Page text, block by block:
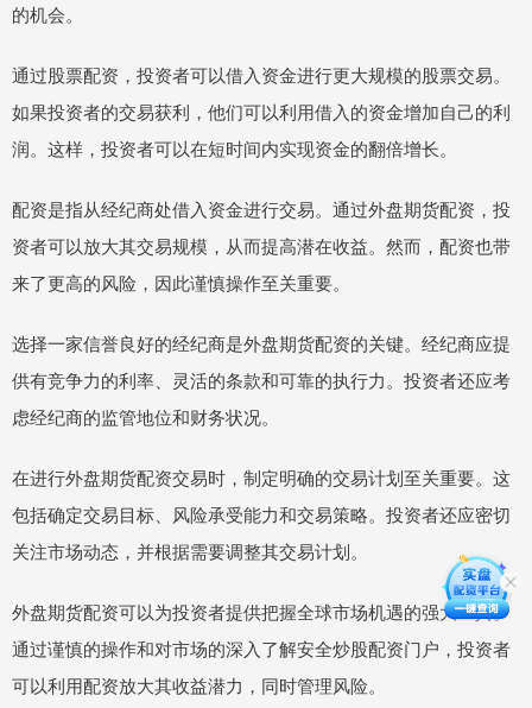
的机会。
通过股票配资，投资者可以借入资金进行更大规模的股票交易。
如果投资者的交易获利，他们可以利用借入的资金增加自己的利
润。这样，投资者可以在短时间内实现资金的翻倍增长。
配资是指从经纪商处借入资金进行交易。通过外盘期货配资，投
资者可以放大其交易规模，从而提高潜在收益。然而，配资也带
来了更高的风险，因此谨慎操作至关重要。
选择一家信誉良好的经纪商是外盘期货配资的关键。经纪商应提
供有竞争力的利率、灵活的条款和可靠的执行力。投资者还应考
虑经纪商的监管地位和财务状况。
在进行外盘期货配资交易时，制定明确的交易计划至关重要。这
包括确定交易目标、风险承受能力和交易策略。投资者还应密切
关注市场动态，并根据需要调整其交易计划。
外盘期货配资可以为投资者提供把握全球市场机遇的强大工具。
通过谨慎的操作和对市场的深入了解安全炒股配资门户，投资者
可以利用配资放大其收益潜力，同时管理风险。